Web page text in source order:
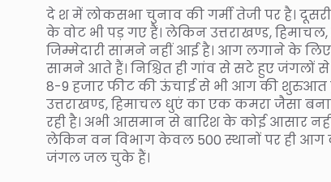
दे श में लोकसभा चुनाव की गर्मी तेजी पर है।
के वोट भी पड़ गए हैं। लेकिन उत्तराखण्ड,
जिम्मेदारी सामने नहीं आई है। आग लगाने के
सामने आते हैं। निश्चित ही गांव से सटे हुए जंगलों
8-9 हजार फीट की ऊंचाई से भी आग की शुरुआत
उत्तराखण्ड, हिमाचल धुएं का एक कमरा जैसा
रही है। अभी आसमान से बारिश के कोई आसार
लेकिन वन विभाग केवल 500 स्थानों पर ही आग
जंगल जल चुके हैं।